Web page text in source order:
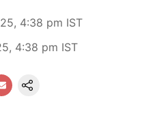
4:38 pm IST
4:38 pm IST